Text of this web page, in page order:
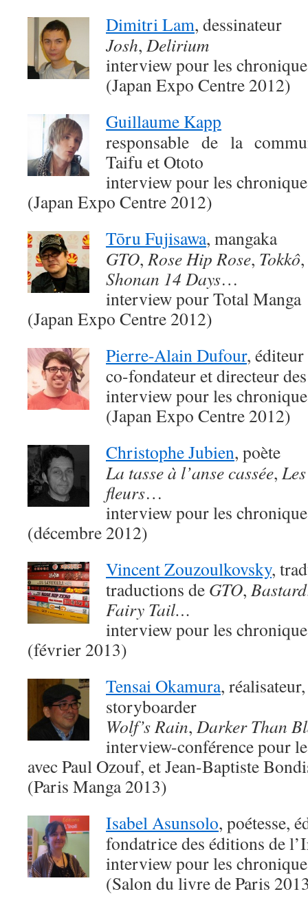
Dimitri Lam, dessinateur
Josh, Delirium
interview pour les
(Japan Expo Centre 2012)
Guillaume Kapp
responsable de la
Taifu et Ototo
interview pour les
(Japan Expo Centre 2012)
Tōru Fujisawa, mangaka
GTO,Rose Hip Rose, Tokkô,
Shonan 14 Days…
interview pour Total Manga
(Japan Expo Centre 2012)
Pierre-Alain Dufour, éditeur
co-fondateur et directeur
interview pour les
(Japan Expo Centre 2012)
Christophe Jubien, poète
La tasse à l’anse cassée,
fleurs…
interview pour les
(décembre 2012)
Vincent Zouzoulkovsky,
traductions de GTO, Bastard
Fairy Tail…
interview pour les
(février 2013)
Tensai Okamura,
storyboarder
Wolf’s Rain, Darker Than
interview-conférence pour
avec Paul Ozouf, et Jean-Baptiste
(Paris Manga 2013)
Isabel Asunsolo, poétesse,
fondatrice des éditions de
interview pour les
(Salon du livre de Paris